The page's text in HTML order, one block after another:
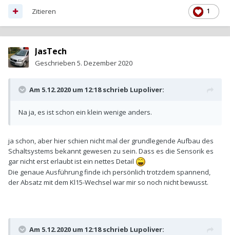
1
Zitieren
JasTech
Geschrieben 5. Dezember 2020
Am 5.12.2020 um 12:18 schrieb Lupoliver:
Na ja, es ist schon ein klein wenige anders.
ja schon, aber hier schien nicht mal der grundlegende Aufbau des
Schaltsystems bekannt gewesen zu sein. Dass es die Sensorik es
gar nicht erst erlaubt ist ein nettes Detail
Die genaue Ausführung finde ich persönlich trotzdem spannend,
der Absatz mit dem Kl15-Wechsel war mir so noch nicht bewusst.
Am 5.12.2020 um 12:18 schrieb Lupoliver: